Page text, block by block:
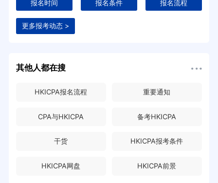
报名时间 报名条件 报名流程
更多报考动态 >
其他人都在搜
HKICPA报名流程 重要通知
CPA与HKICPA 备考HKICPA
干货 HKICPA报考条件
HKICPA网盘 HKICPA前景